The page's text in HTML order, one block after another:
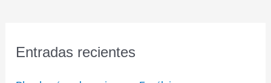
Entradas recientes